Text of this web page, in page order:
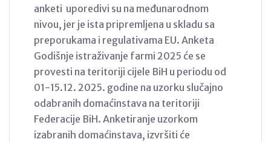
anketi uporedivi su na međunarodnom
nivou, jer je ista pripremljena u skladu sa
preporukama i regulativama EU. Anketa
Godišnje istraživanje farmi 2025 će se
provesti na teritoriji cijele BiH u periodu od
01-15.12. 2025. godine na uzorku slučajno
odabranih domaćinstava na teritoriji
Federacije BiH. Anketiranje uzorkom
izabranih domaćinstava, izvršiti će